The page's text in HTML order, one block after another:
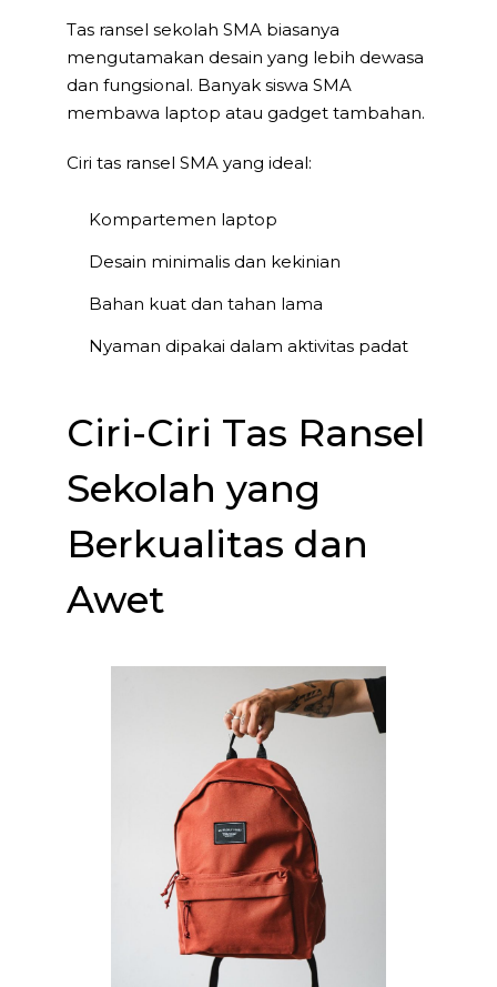
Tas ransel sekolah SMA biasanya
mengutamakan desain yang lebih dewasa
dan fungsional. Banyak siswa SMA
membawa laptop atau gadget tambahan.
Ciri tas ransel SMA yang ideal:
Kompartemen laptop
Desain minimalis dan kekinian
Bahan kuat dan tahan lama
Nyaman dipakai dalam aktivitas padat
Ciri-Ciri Tas Ransel
Sekolah yang
Berkualitas dan
Awet